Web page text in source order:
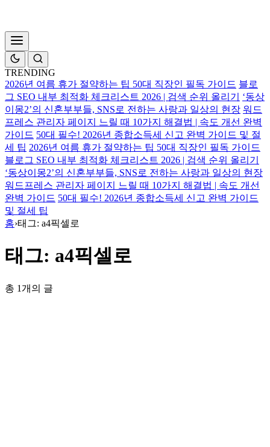
TRENDING
2026년 여름 휴가 절약하는 팁 50대 직장인 필독 가이드 블로
그 SEO 내부 최적화 체크리스트 2026 | 검색 순위 올리기
‘동상
이몽2’의 신혼부부들, SNS로 전하는 사랑과 일상의 현장 워드
프레스 관리자 페이지 느릴 때 10가지 해결법 | 속도 개선 완벽
가이드 50대 필수! 2026년 종합소득세 신고 완벽 가이드 및 절
세 팁 2026년 여름 휴가 절약하는 팁 50대 직장인 필독 가이드
블로그 SEO 내부 최적화 체크리스트 2026 | 검색 순위 올리기
‘동상이몽2’의 신혼부부들, SNS로 전하는 사랑과 일상의 현장
워드프레스 관리자 페이지 느릴 때 10가지 해결법 | 속도 개선
완벽 가이드 50대 필수! 2026년 종합소득세 신고 완벽 가이드
및 절세 팁
홈›태그: a4픽셀로
태그: a4픽셀로
총 1개의 글